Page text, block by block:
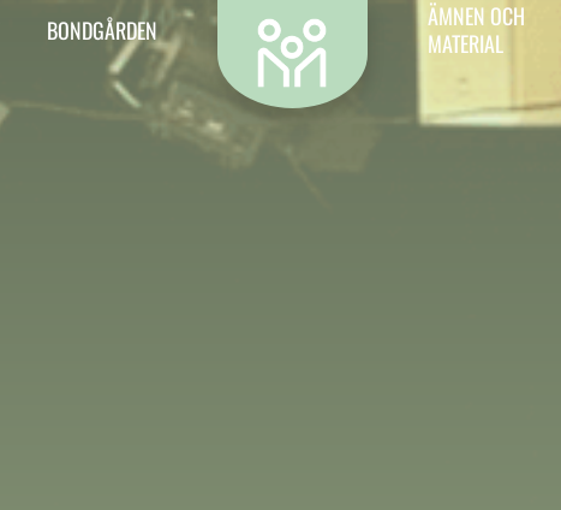
BONDGÅRDEN
ÄMNEN OCH
MATERIAL
Vill du kontakta oss? Då är det hit du ska.